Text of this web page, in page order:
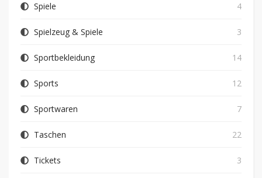
Spiele 4
Spielzeug & Spiele 3
Sportbekleidung 14
Sports 12
Sportwaren 7
Taschen 22
Tickets 3